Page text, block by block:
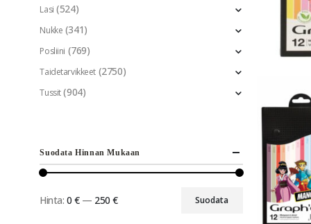
Lasi (524)
Nukke (341)
Posliini (769)
Taidetarvikkeet (2750)
Tussit (904)
Suodata Hinnan Mukaan
Suodata
Hinta: 0 €— 250 €